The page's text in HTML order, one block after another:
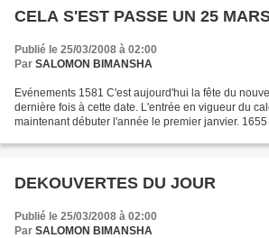
CELA S'EST PASSE UN 25
Publié le 25/03/2008 à 02:00
Par SALOMON BIMANSHA
Evénements 1581 C'est aujourd'hui la fête du
dernière fois à cette date. L'entrée en vigueur du
maintenant débuter l'année le premier janvier.
DEKOUVERTES DU JOUR
Publié le 25/03/2008 à 02:00
Par SALOMON BIMANSHA